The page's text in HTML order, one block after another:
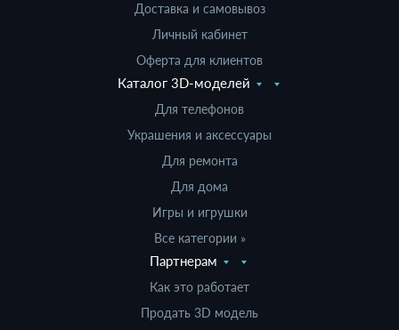
Доставка и самовывоз
Личный кабинет
Оферта для клиентов
Каталог 3D-моделей
Для телефонов
Украшения и аксессуары
Для ремонта
Для дома
Игры и игрушки
Все категории »
Партнерам
Как это работает
Продать 3D модель